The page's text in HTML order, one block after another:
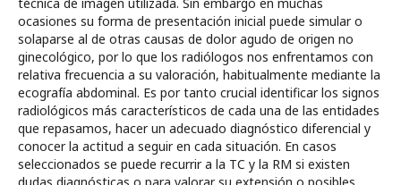
ocasiones su forma de presentación inicial puede simular o
solaparse al de otras causas de dolor agudo de origen no
ginecológico, por lo que los radiólogos nos enfrentamos con
relativa frecuencia a su valoración, habitualmente mediante la
ecografía abdominal. Es por tanto crucial identificar los signos
radiológicos más característicos de cada una de las entidades
que repasamos, hacer un adecuado diagnóstico diferencial y
conocer la actitud a seguir en cada situación. En casos
seleccionados se puede recurrir a la TC y la RM si existen